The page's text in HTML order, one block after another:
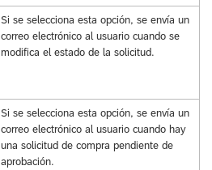
Si se selecciona esta opción, se envía un
correo electrónico al usuario cuando se
modifica el estado de la solicitud.
Si se selecciona esta opción, se envía un
correo electrónico al usuario cuando hay
una solicitud de compra pendiente de
aprobación.